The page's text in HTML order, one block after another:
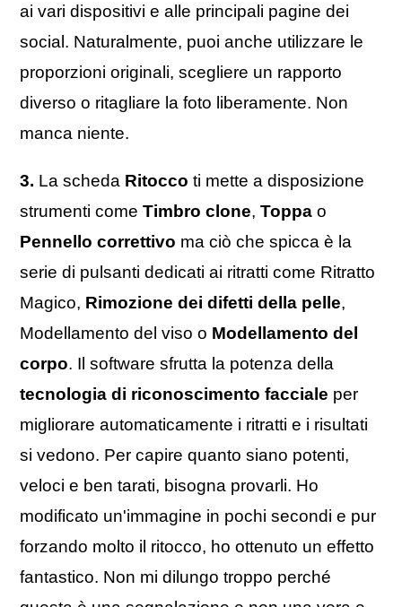
ai vari dispositivi e alle principali pagine dei
social. Naturalmente, puoi anche utilizzare le
proporzioni originali, scegliere un rapporto
diverso o ritagliare la foto liberamente. Non
manca niente.
3. La scheda Ritocco ti mette a disposizione
strumenti come Timbro clone, Toppa o
Pennello correttivo ma ciò che spicca è la
serie di pulsanti dedicati ai ritratti come Ritratto
Magico, Rimozione dei difetti della pelle,
Modellamento del viso o Modellamento del
corpo. Il software sfrutta la potenza della
tecnologia di riconoscimento facciale per
migliorare automaticamente i ritratti e i risultati
si vedono. Per capire quanto siano potenti,
veloci e ben tarati, bisogna provarli. Ho
modificato un'immagine in pochi secondi e pur
forzando molto il ritocco, ho ottenuto un effetto
fantastico. Non mi dilungo troppo perché